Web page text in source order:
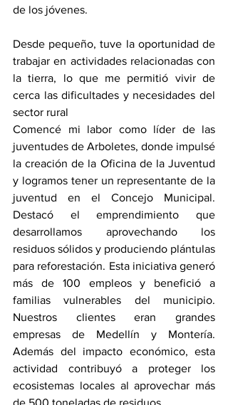
de los jóvenes.
Desde pequeño, tuve la oportunidad de
trabajar en actividades relacionadas con
la tierra, lo que me permitió vivir de
cerca las dificultades y necesidades del
sector rural
Comencé mi labor como líder de las
juventudes de Arboletes, donde impulsé
la creación de la Oficina de la Juventud
y logramos tener un representante de la
juventud en el Concejo Municipal.
Destacó el emprendimiento que
desarrollamos aprovechando los
residuos sólidos y produciendo plántulas
para reforestación. Esta iniciativa generó
más de 100 empleos y benefició a
familias vulnerables del municipio.
Nuestros clientes eran grandes
empresas de Medellín y Montería.
Además del impacto económico, esta
actividad contribuyó a proteger los
ecosistemas locales al aprovechar más